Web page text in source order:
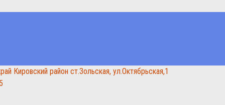
Кировский район ст.Зольская, ул.Октябрьская,1